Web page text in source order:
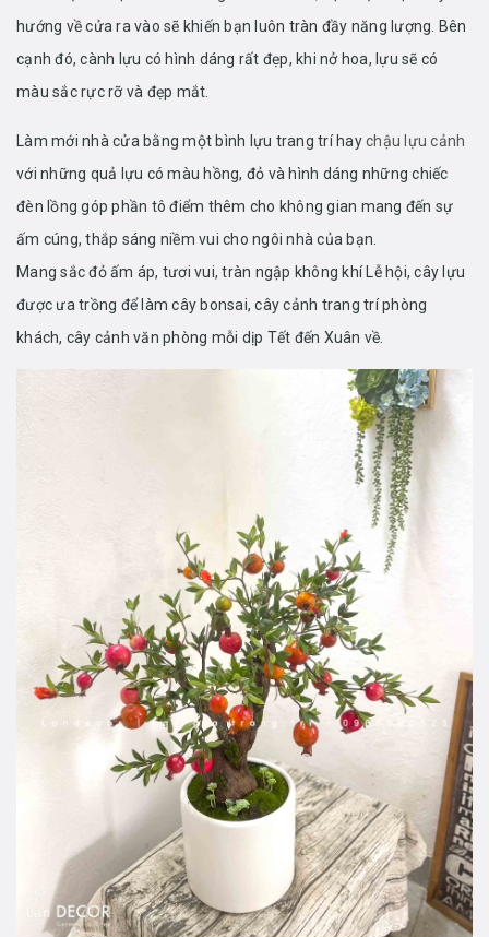
hướng về cửa ra vào sẽ khiến bạn luôn tràn đầy năng lượng. Bên
cạnh đó, cành lựu có hình dáng rất đẹp, khi nở hoa, lựu sẽ có
màu sắc rực rỡ và đẹp mắt.
Làm mới nhà cửa bằng một bình lựu trang trí haychậu lựu cảnh
với những quả lựu có màu hồng, đỏ và hình dáng những chiếc
đèn lồng góp phần tô điểm thêm cho không gian mang đến sự
ấm cúng, thắp sáng niềm vui cho ngôi nhà của bạn.
Mang sắc đỏ ấm áp, tươi vui, tràn ngập không khí Lễ hội, cây lựu
được ưa trồng để làm cây bonsai, cây cảnh trang trí phòng
khách, cây cảnh văn phòng mỗi dịp Tết đến Xuân về.